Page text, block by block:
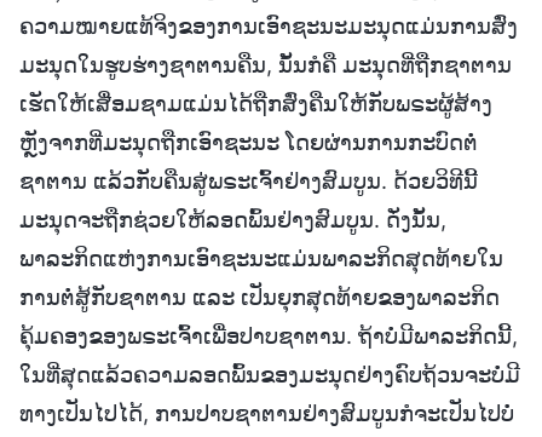
ຄວາມໝາຍແທ້ຈິງຂອງການເອົາຊະນະມະນຸດແມ່ນການສົ່ງ
ມະນຸດໃນຮູບຮ່າງຊາຕານຄືນ, ນັ້ນກໍຄື ມະນຸດທີ່ຖືກຊາຕານ
ເຮັດໃຫ້ເສື່ອມຊາມແມ່ນໄດ້ຖືກສົ່ງຄືນໃຫ້ກັບພຣະຜູ້ສ້າງ
ຫຼັງຈາກທີ່ມະນຸດຖືກເອົາຊະນະ ໂດຍຜ່ານການກະບົດຕໍ່
ຊາຕານ ແລ້ວກັບຄືນສູ່ພຣະເຈົ້າຢ່າງສົມບູນ. ດ້ວຍວິທີນີ້
ມະນຸດຈະຖືກຊ່ວຍໃຫ້ລອດພົ້ນຢ່າງສົມບູນ. ດັ່ງນັ້ນ,
ພາລະກິດແຫ່ງການເອົາຊະນະແມ່ນພາລະກິດສຸດທ້າຍໃນ
ການຕໍ່ສູ້ກັບຊາຕານ ແລະ ເປັນຍຸກສຸດທ້າຍຂອງພາລະກິດ
ຄຸ້ມຄອງຂອງພຣະເຈົ້າເພື່ອປາບຊາຕານ. ຖ້າບໍ່ມີພາລະກິດນີ້,
ໃນທີ່ສຸດແລ້ວຄວາມລອດພົ້ນຂອງມະນຸດຢ່າງຄົບຖ້ວນຈະບໍ່ມີ
ທາງເປັນໄປໄດ້, ການປາບຊາຕານຢ່າງສົມບູນກໍຈະເປັນໄປບໍ່